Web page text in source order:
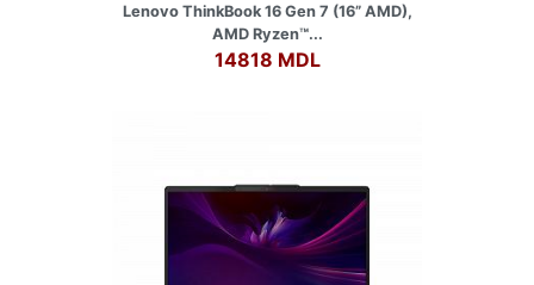
Lenovo ThinkBook 16 Gen 7 (16” AMD),
AMD Ryzen™...
14818 MDL